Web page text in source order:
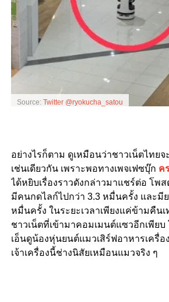
Source: Twitter @ryokucha_satou
อย่างไรก็ตาม ดูเหมือนว่าชาวเน็ตไทยจ
เช่นเดียวกัน เพราะพอทางเพจเฟซบุ๊ก ค
ได้หยิบเรื่องราวดังกล่าวมาแชร์ต่อ โพ
มีคนกดไลก์ไปกว่า 3.3 หมื่นครั้ง และมี
หมื่นครั้ง ในระยะเวลาเพียงแค่ข้ามคืน
ชาวเน็ตที่เข้ามาคอมเมนต์แซวอีกเพียบ
เอ็นดูน้องหุ่นยนต์แมวเสิร์ฟอาหารเครื่อ
เจ้าเครื่องนี้ช่างนิสัยเหมือนแมวจริง ๆ